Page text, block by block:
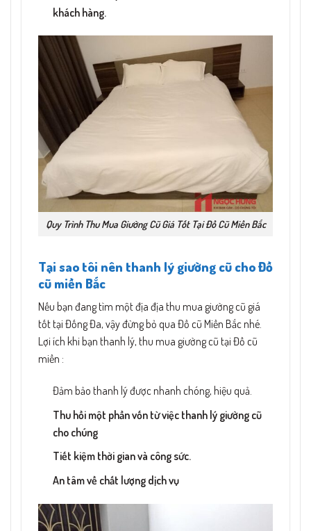
khách hàng.
Quy Trình Thu Mua Giường Cũ Giá Tốt Tại Đồ Cũ Miền Bắc
Tại sao tôi nên thanh lý giường cũ cho Đồ
cũ miền Bắc
Nếu bạn đang tìm một địa địa thu mua giường cũ giá
tốt tại Đống Đa, vậy đừng bỏ qua Đồ cũ Miền Bắc nhé.
Lợi ích khi bạn thanh lý, thu mua giường cũ tại Đồ cũ
miền :
Đảm bảo thanh lý được nhanh chóng, hiệu quả.
Thu hồi một phần vốn từ việc thanh lý giường cũ
cho chúng
Tiết kiệm thời gian và công sức.
An tâm về chất lượng dịch vụ